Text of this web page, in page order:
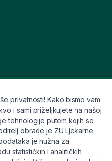
privatnosti! Kako bismo vam
i sami priželjkujete na našoj
tehnologije putem kojih se
obrade je ZU Ljekarne
je nužna za
statističkih i analitičkih